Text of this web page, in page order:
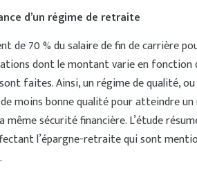
d’un régime de retraite
de 70 % du salaire de fin de carrière
dont le montant varie en fonction
faites. Ainsi, un régime de qualité,
moins bonne qualité pour atteindre un
même sécurité financière. L’étude
l’épargne-retraite qui sont